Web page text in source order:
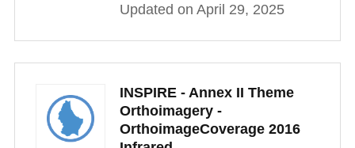
Updated on April 29, 2025
INSPIRE - Annex II Theme
Orthoimagery -
OrthoimageCoverage 2016